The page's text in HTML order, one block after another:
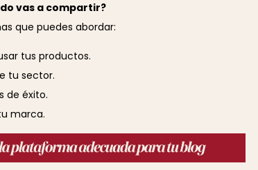
vas a compartir?
que puedes abordar:
tus productos.
tu sector.
de éxito.
marca.